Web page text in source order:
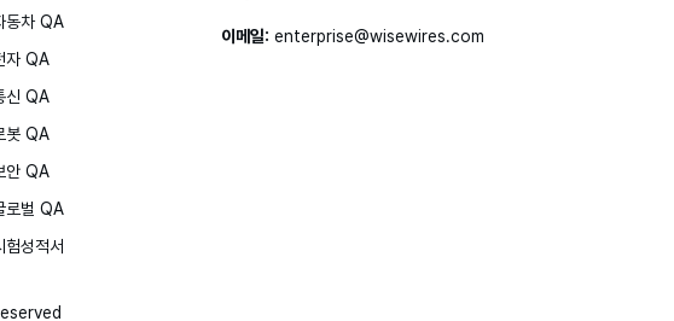
동차 QA
자 QA
신 QA
봇 QA
안 QA
로벌 QA
험성적서
이메일: enterprise@wisewires.com